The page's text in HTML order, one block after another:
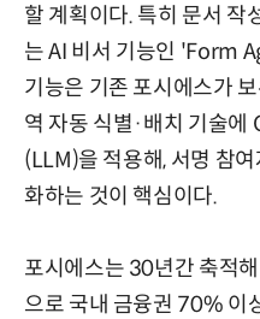
할 계획이다. 특히 문서 작
는 AI 비서 기능인 'Form
기능은 기존 포시에스가
역 자동 식별·배치 기술에
(LLM)을 적용해, 서명 참
화하는 것이 핵심이다.
포시에스는 30년간 축적
으로 국내 금융권 70% 이